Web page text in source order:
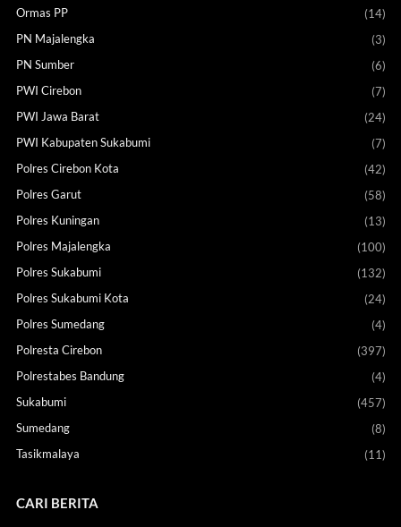
Ormas PP
(14)
PN Majalengka
(3)
PN Sumber
(6)
PWI Cirebon
(7)
PWI Jawa Barat
(24)
PWI Kabupaten Sukabumi
(7)
Polres Cirebon Kota
(42)
Polres Garut
(58)
Polres Kuningan
(13)
Polres Majalengka
(100)
Polres Sukabumi
(132)
Polres Sukabumi Kota
(24)
Polres Sumedang
(4)
Polresta Cirebon
(397)
Polrestabes Bandung
(4)
Sukabumi
(457)
Sumedang
(8)
Tasikmalaya
(11)
CARI BERITA